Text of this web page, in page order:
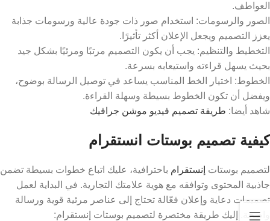
العواطف.
الصور والرسومات: استخدام صور ذات جودة عالية ورسومات جذابة
يعزز التصميم ويجعل الإعلان أكثر تأثيرًا.
التخطيط والتنظيم: يجب أن يكون التصميم مرتبًا ومرئيًا بشكل جيد
بحيث يسهل قراءته واستيعابه بسرعة.
الخطوط: اختيار الخط المناسب يساعد في توصيل الرسالة بوضوح،
ويفضل أن تكون الخطوط بسيطة وسهلة القراءة.
شاهد أيضا: طريقة تصميم فيديو موشن جرافيك
كيفية تصميم بوستات انستقرام
لتصميم بوستات إنستقرام باحترافية، عليك اتباع خطوات بسيطة تضمن
جاذبية المحتوى وتوافقه مع هوية علامتك التجارية. في البداية لعمل
تصميمات دعاية وإعلان فعّالة تحتاج إلى عناصر مرئية قوية ورسالة
واضحة. إليك طريقة مختصرة لتصميم بوستات إنستقرام: